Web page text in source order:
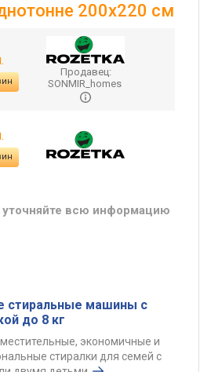
200x220 см
Продавец:
SONMIR_homes
уточняйте всю информацию
стиральные машины с
до 8 кг
экономичные и
стиралки для семей с